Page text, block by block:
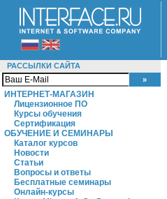
РАССЫЛКИ САЙТА
ИНТЕРНЕТ-МАГАЗИН
Лицензионное ПО
Курсы обучения
Сертификация
ОБУЧЕНИЕ И СЕМИНАРЫ
Каталог курсов
Новости
Статьи
Вопросы и ответы
Бесплатные семинары
Онлайн-курсы